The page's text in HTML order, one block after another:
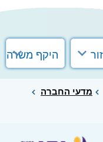
היקף משרה
מדעי החברה